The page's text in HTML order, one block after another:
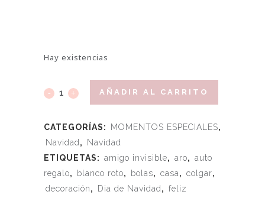
Hay existencias
AÑADIR AL CARRITO
CATEGORÍAS: MOMENTOS ESPECIALES,
Navidad ,
Navidad
ETIQUETAS: amigo invisible, aro, auto
regalo, blanco roto, bolas, casa, colgar,
decoración, Dia de Navidad , feliz